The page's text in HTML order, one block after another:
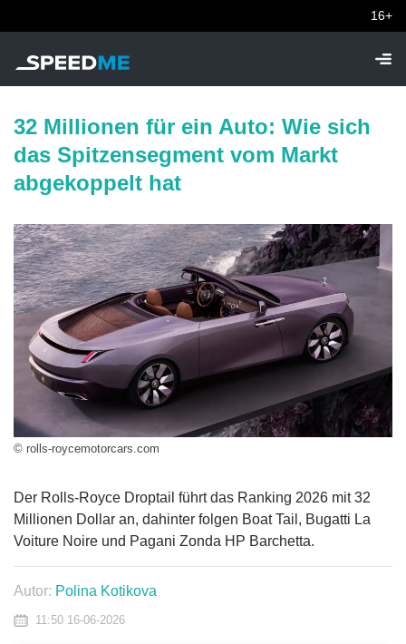
16+
32 Millionen für ein Auto: Wie sich
das Spitzensegment vom Markt
abgekoppelt hat
© rolls-roycemotorcars.com
Der Rolls-Royce Droptail führt das Ranking 2026 mit 32
Millionen Dollar an, dahinter folgen Boat Tail, Bugatti La
Voiture Noire und Pagani Zonda HP Barchetta.
Autor: Polina Kotikova
11:50 16-06-2026